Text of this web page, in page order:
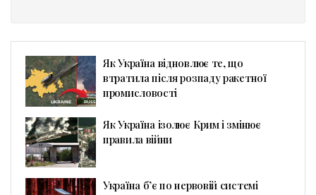
Як Україна відновлює те, що
втратила після розпаду ракетної
промисловості
Як Україна ізолює Крим і змінює
правила війни
Україна б’є по нервовій системі